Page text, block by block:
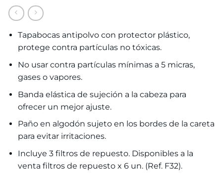
Tapabocas antipolvo con protector plástico,
protege contra partículas no tóxicas.
No usar contra partículas mínimas a 5 micras,
gases o vapores.
Banda elástica de sujeción a la cabeza para
ofrecer un mejor ajuste.
Paño en algodón sujeto en los bordes de la careta
para evitar irritaciones.
Incluye 3 filtros de repuesto. Disponibles a la
venta filtros de repuesto x 6 un. (Ref. F32).